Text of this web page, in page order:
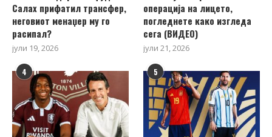
Салах прифатил трансфер,
неговиот менаџер му го
расипал?
јули 19, 2026
операција на лицето,
погледнете како изгледа
сега (ВИДЕО)
јули 21, 2026
4 5